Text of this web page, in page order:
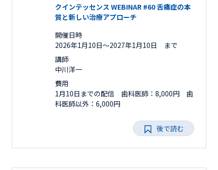
クインテッセンス WEBINAR #60 舌痛症の本
質と新しい治療アプローチ
開催日時
2026年1月10日〜2027年1月10日 まで
講師
中川洋一
費用
1月10日までの配信 歯科医師：8,000円 歯
科医師以外：6,000円
後で読む